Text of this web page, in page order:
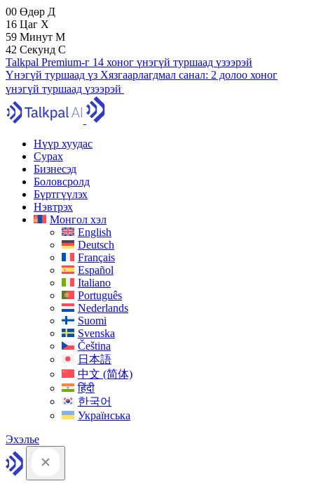
00 Өдөр Д
16 Цаг Х
59 Минут М
41 Секунд С
Talkpal Premium-г 14 хоног үнэгүй туршаад үзээрэй
Үнэгүй туршаад үз Хязгаарлагдмал санал: 2 долоо хоног
үнэгүй туршаад үзээрэй
Нүүр хуудас
Сурах
Бизнесэд
Боловсролд
Бүртгүүлэх
Нэвтрэх
Монгол хэл
English
Deutsch
Français
Español
Italiano
Português
Nederlands
Suomi
Svenska
Čeština
日本語
中文 (简体)
हिंदी
한국어
Українська
Эхэлье